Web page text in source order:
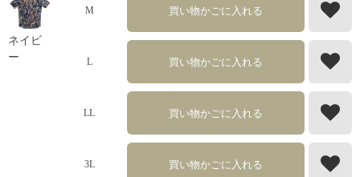
ネイビ
ー
M 買い物かごに入れる
L 買い物かごに入れる
LL 買い物かごに入れる
3L 買い物かごに入れる